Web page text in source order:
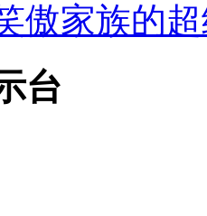
傲家族的
台